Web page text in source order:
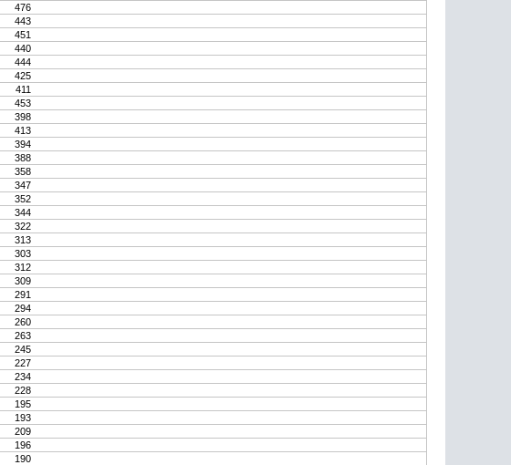
476
443
451
440
444
425
411
453
398
413
394
388
358
347
352
344
322
313
303
312
309
291
294
260
263
245
227
234
228
195
193
209
196
190